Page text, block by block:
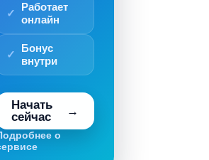
Работает
онлайн
Бонус
внутри
Начать
сейчас
о